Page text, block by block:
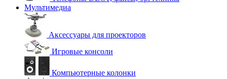
Мультимедиа
Аксессуары для проекторов
Игровые консоли
Компьютерные колонки